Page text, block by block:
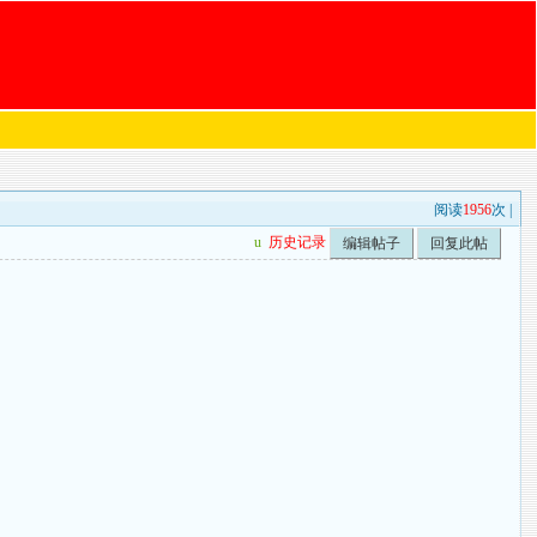
阅读1956次 |
u 历史记录 编辑帖子 回复此帖